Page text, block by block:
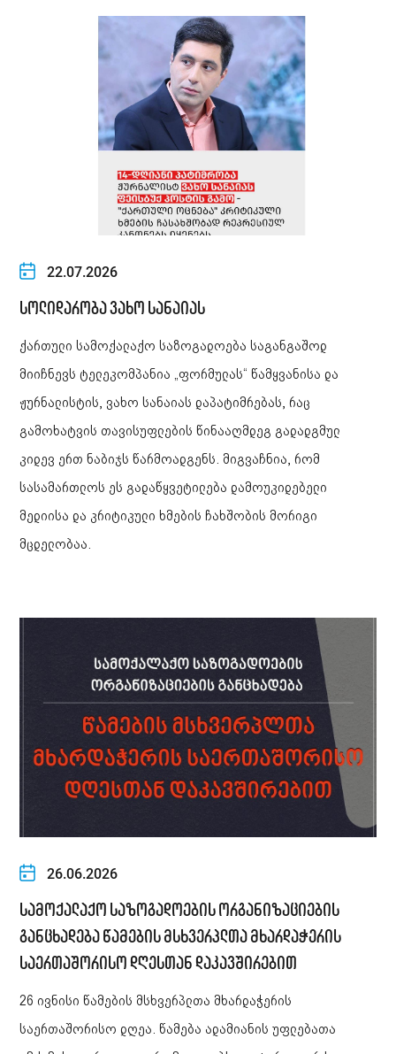
22.07.2026
სოლიდარობა ვახო სანაიას
ქართული სამოქალაქო საზოგადოება საგანგაშოდ
მიიჩნევს ტელეკომპანია „ფორმულას“ წამყვანისა და
ჟურნალისტის, ვახო სანაიას დაპატიმრებას, რაც
გამოხატვის თავისუფლების წინააღმდეგ გადადგმულ
კიდევ ერთ ნაბიჯს წარმოადგენს. მიგვაჩნია, რომ
სასამართლოს ეს გადაწყვეტილება დამოუკიდებელი
მედიისა და კრიტიკული ხმების ჩახშობის მორიგი
მცდელობაა.
26.06.2026
სამოქალაქო საზოგადოების ორგანიზაციების
განცხადება წამების მსხვერპლთა მხარდაჭერის
საერთაშორისო დღესთან დაკავშირებით
26 ივნისი წამების მსხვერპლთა მხარდაჭერის
საერთაშორისო დღეა. წამება ადამიანის უფლებათა